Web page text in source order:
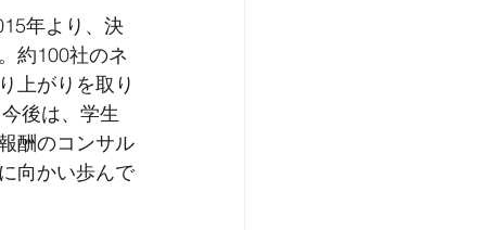
年より、決
約100社のネ
上がりを取り
後は、学生
酬のコンサル
向かい歩んで